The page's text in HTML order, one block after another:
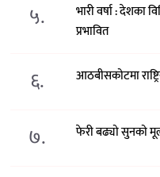
५.
भारी वर्षा : देशका
प्रभावित
६. आठबीसकोटमा
७. फेरी बढ्यो सुनको